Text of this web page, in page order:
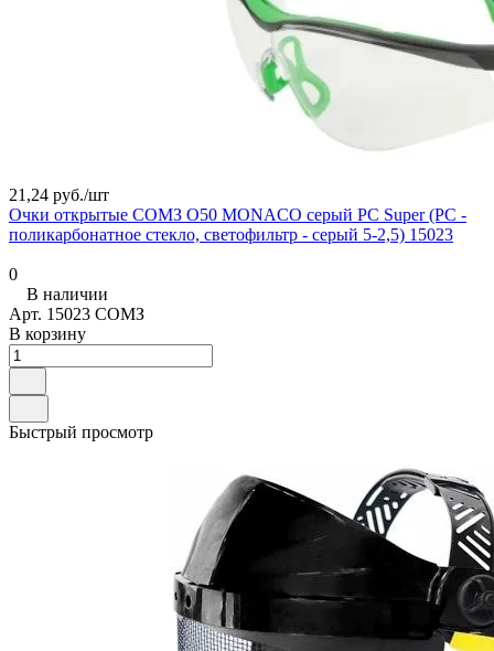
21,24 руб./шт
Очки открытые СОМЗ О50 MONACO серый PC Super (РС -
поликарбонатное стекло, светофильтр - серый 5-2,5) 15023
0
В наличии
Арт. 15023 СОМЗ
В корзину
Быстрый просмотр